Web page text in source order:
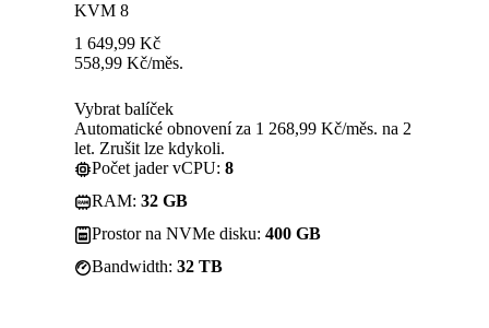
KVM 8
1 649,99 Kč
558,99 Kč/měs.
Vybrat balíček
Automatické obnovení za 1 268,99 Kč/měs. na 2
let. Zrušit lze kdykoli.
Počet jader vCPU: 8
RAM: 32 GB
Prostor na NVMe disku: 400 GB
Bandwidth: 32 TB